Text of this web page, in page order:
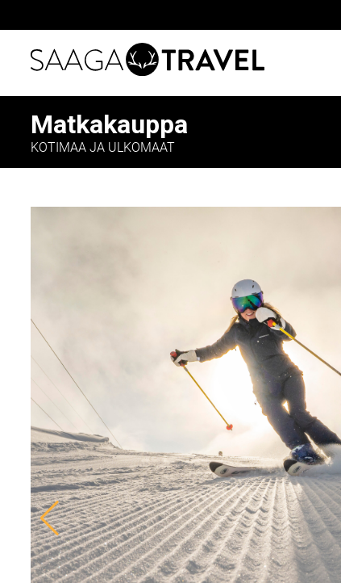
suoraan
sisältöön
Matkakauppa
KOTIMAA JA ULKOMAAT